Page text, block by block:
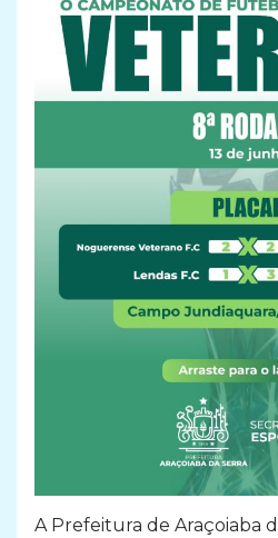
A Prefeitura de Araçoiaba